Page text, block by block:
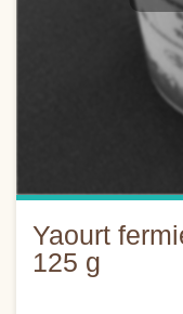
Yaourt
125 g